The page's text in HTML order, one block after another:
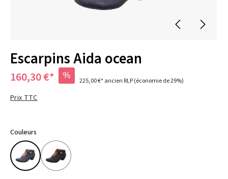
Escarpins Aida ocean
160,30 €* % 225,00 €*ancien RLP(économie de 29%)
Prix TTC
Couleurs